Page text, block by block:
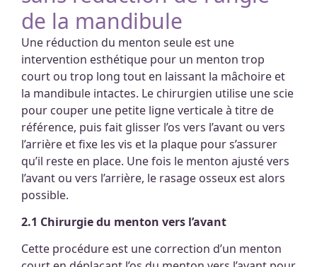
de la mandibule
Une réduction du menton seule est une
intervention esthétique pour un menton trop
court ou trop long tout en laissant la mâchoire et
la mandibule intactes. Le chirurgien utilise une scie
pour couper une petite ligne verticale à titre de
référence, puis fait glisser l’os vers l’avant ou vers
l’arrière et fixe les vis et la plaque pour s’assurer
qu’il reste en place. Une fois le menton ajusté vers
l’avant ou vers l’arrière, le rasage osseux est alors
possible.
2.1 Chirurgie du menton vers l’avant
Cette procédure est une correction d’un menton